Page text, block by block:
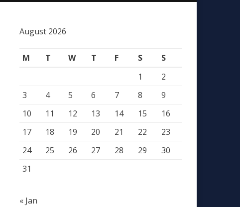
August 2026
M T W T F S
S
1
2
3
4 5 6 7 8
9
10
11 12 13 14 15
16
17
18 19 20 21 22
23
24
25 26 27 28 29
30
31
« Jan